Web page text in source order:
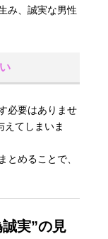
み、誠実な男性
必要はありませ
えてしまいま
とめることで、
実”の見